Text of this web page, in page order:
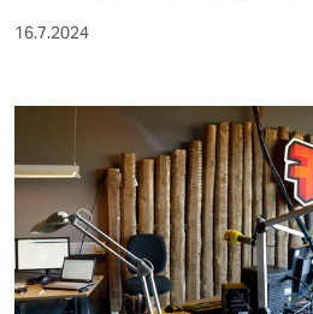
shop
fragen & hilfe
unterstützen
abo
genossenschaft
16.7.2024